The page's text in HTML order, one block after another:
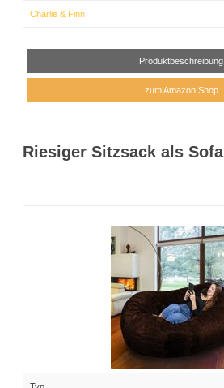
Charlie & Finn
Produktbeschreibung
zum Amazon Shop
Riesiger Sitzsack als Sofa